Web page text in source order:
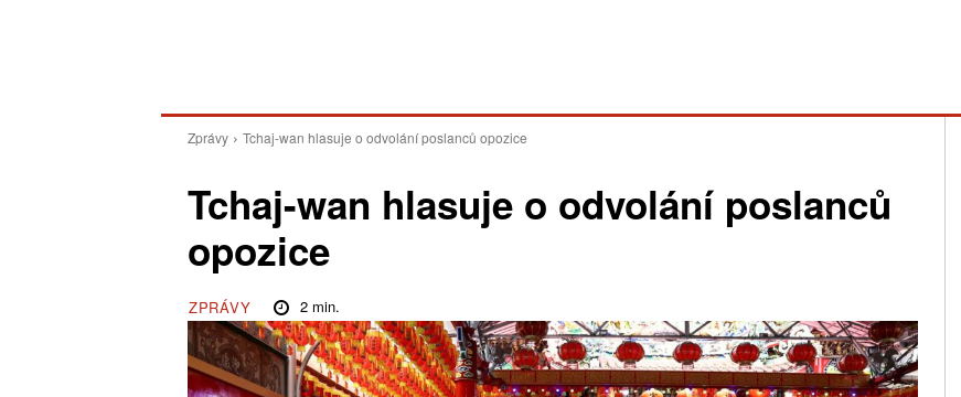
Zprávy Tchaj-wan hlasuje o odvolání poslanců opozice
Tchaj-wan hlasuje o odvolání poslanců
opozice
ZPRÁVY 2 min.